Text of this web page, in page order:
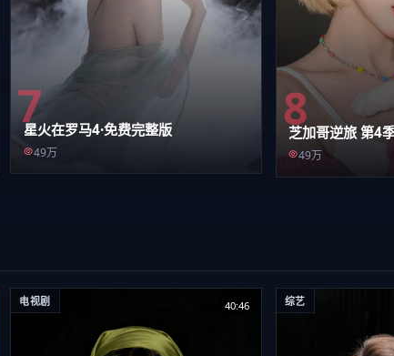
7
星火在罗马4·免费完整版
49万
8
芝加哥逆旅 第4
49万
电视剧 40:46 综艺